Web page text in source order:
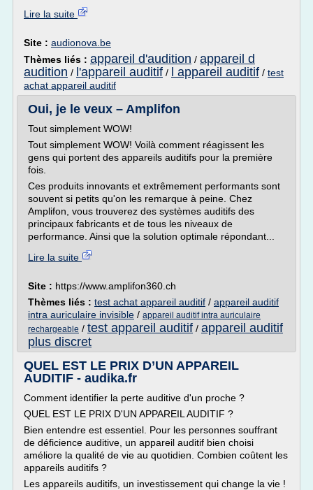
Lire la suite
Site : audionova.be
Thèmes liés : appareil d'audition / appareil d
audition / l'appareil auditif / l appareil auditif / test
achat appareil auditif
Oui, je le veux – Amplifon
Tout simplement WOW!
Tout simplement WOW! Voilà comment réagissent les
gens qui portent des appareils auditifs pour la première
fois.
Ces produits innovants et extrêmement performants sont
souvent si petits qu'on les remarque à peine. Chez
Amplifon, vous trouverez des systèmes auditifs des
principaux fabricants et de tous les niveaux de
performance. Ainsi que la solution optimale répondant...
Lire la suite
Site : https://www.amplifon360.ch
Thèmes liés : test achat appareil auditif / appareil auditif
intra auriculaire invisible / appareil auditif intra auriculaire
rechargeable / test appareil auditif / appareil auditif
plus discret
QUEL EST LE PRIX D’UN APPAREIL
AUDITIF - audika.fr
Comment identifier la perte auditive d'un proche ?
QUEL EST LE PRIX D'UN APPAREIL AUDITIF ?
Bien entendre est essentiel. Pour les personnes souffrant
de déficience auditive, un appareil auditif bien choisi
améliore la qualité de vie au quotidien. Combien coûtent les
appareils auditifs ?
Les appareils auditifs, un investissement qui change la vie !